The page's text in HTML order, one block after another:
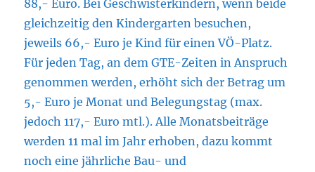
88,- Euro. Bei Geschwisterkindern, wenn beide
gleichzeitig den Kindergarten besuchen,
jeweils 66,- Euro je Kind für einen VÖ-Platz.
Für jeden Tag, an dem GTE-Zeiten in Anspruch
genommen werden, erhöht sich der Betrag um
5,- Euro je Monat und Belegungstag (max.
jedoch 117,- Euro mtl.). Alle Monatsbeiträge
werden 11 mal im Jahr erhoben, dazu kommt
noch eine jährliche Bau- und